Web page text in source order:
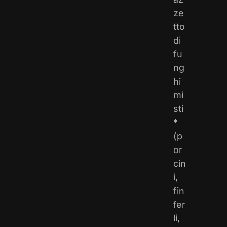
ze
tto
di
fu
ng
hi
mi
sti
*
(p
or
cin
i,
fin
fer
li,